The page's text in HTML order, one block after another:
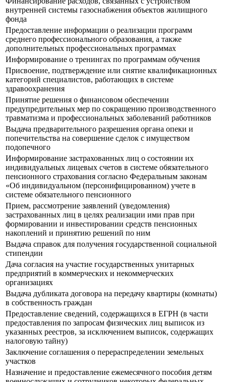
внутренней системы газоснабжения объектов жилищного
фонда
Предоставление информации о реализации программ
среднего профессионального образования, а также
дополнительных профессиональных программах
Информирование о тренингах по программам обучения
Присвоение, подтверждение или снятие квалификационных
категорий специалистов, работающих в системе
здравоохранения
Принятие решения о финансовом обеспечении
предупредительных мер по сокращению производственного
травматизма и профессиональных заболеваний работников
Выдача предварительного разрешения органа опеки и
попечительства на совершение сделок с имуществом
подопечного
Информирование застрахованных лиц о состоянии их
индивидуальных лицевых счетов в системе обязательного
пенсионного страхования согласно Федеральным законам
«Об индивидуальном (персонифицированном) учете в
системе обязательного пенсионного
Прием, рассмотрение заявлений (уведомления)
застрахованных лиц в целях реализации ими прав при
формировании и инвестировании средств пенсионных
накоплений и принятию решений по ним
Выдача справок для получения государственной социальной
стипендии
Дача согласия на участие государственных унитарных
предприятий в коммерческих и некоммерческих
организациях
Выдача дубликата договора на передачу квартиры (комнаты)
в собственность граждан
Предоставление сведений, содержащихся в ЕГРН (в части
предоставления по запросам физических лиц выписок из
указанных реестров, за исключением выписок, содержащих
налоговую тайну)
Заключение соглашения о перераспределении земельных
участков
Назначение и предоставление ежемесячного пособия детям